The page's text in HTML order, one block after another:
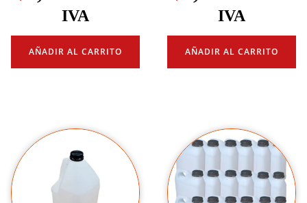
IVA
AÑADIR AL CARRITO
IVA
AÑADIR AL CARRITO